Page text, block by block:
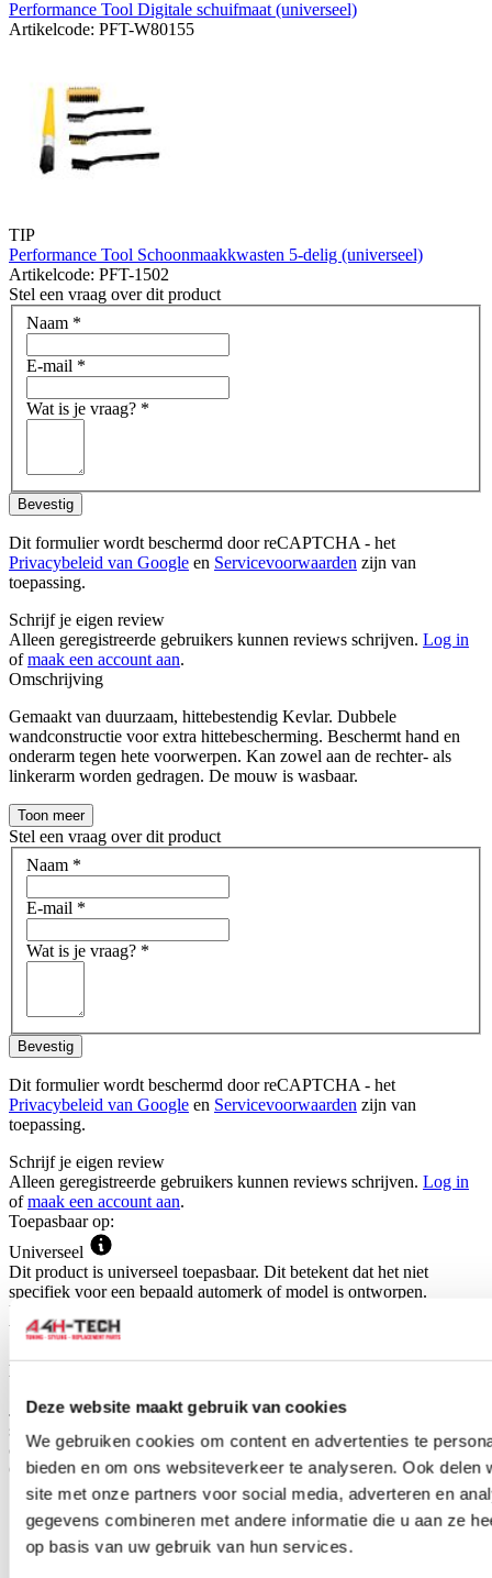
Deze website maakt gebruik van cookies
We gebruiken cookies om content en advertenties te
bieden en om ons websiteverkeer te analyseren. Ook
site met onze partners voor social media, adverteren en
gegevens combineren met andere informatie die u aan ze
op basis van uw gebruik van hun services.
Performance Tool Digitale schuifmaat (universeel)
Artikelcode: PFT-W80155
TIP
Performance Tool Schoonmaakkwasten 5-delig (universeel)
Artikelcode: PFT-1502
Stel een vraag over dit product
Naam *
E-mail *
Wat is je vraag? *
Bevestig
Dit formulier wordt beschermd door reCAPTCHA - het
Privacybeleid van Google en Servicevoorwaarden zijn van
toepassing.
Schrijf je eigen review
Alleen geregistreerde gebruikers kunnen reviews schrijven. Log in
ofmaak een account aan.
Omschrijving
Gemaakt van duurzaam, hittebestendig Kevlar. Dubbele
wandconstructie voor extra hittebescherming. Beschermt hand en
onderarm tegen hete voorwerpen. Kan zowel aan de rechter- als
linkerarm worden gedragen. De mouw is wasbaar.
Toon meer
Stel een vraag over dit product
Naam *
E-mail *
Wat is je vraag? *
Bevestig
Dit formulier wordt beschermd door reCAPTCHA - het
Privacybeleid van Google en Servicevoorwaarden zijn van
toepassing.
Schrijf je eigen review
Alleen geregistreerde gebruikers kunnen reviews schrijven. Log in
ofmaak een account aan.
Toepasbaar op:
Universeel
Dit product is universeel toepasbaar. Dit betekent dat het niet
specifiek voor een bepaald automerk of model is ontworpen.
Universele producten hebben vaak een slim ontwerp waardoor ze
breed inzetbaar zijn.
Hoe weet je of dit product geschikt is voor jouw auto?
Je schaft dit product aan op basis van eigen inzicht. Door de
specificaties, afbeelding of titel van het product te raadplegen, kun je
controleren of het geschikt is voor jouw auto.
Gerelateerde producten